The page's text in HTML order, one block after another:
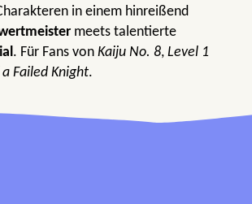
in einem hinreißend
meets talentierte
. Für Fans von Kaiju No. 8, Level 1
Failed Knight.